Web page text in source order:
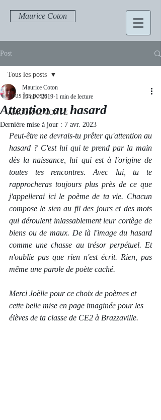
Maurice Coton
Post
Tous les posts
AMOUR CI CONTE
Tous les posts
Attention au hasard
Maurice Coton
15 nov. 2019 1 min de lecture
Dernière mise à jour : 7 avr. 2023
Peut-être ne devrais-tu prêter qu'attention au
hasard ? C'est lui qui te prend par la main
dès la naissance, lui qui est à l'origine de
toutes tes rencontres. Avec lui, tu te
rapprocheras toujours plus près de ce que
j'appellerai ici le poème de ta vie. Chacun
compose le sien au fil des jours et des mots
qui déroulent inlassablement leur cortège de
biens ou de maux. De là l'image du hasard
comme une chasse au trésor perpétuel. Et
n'oublie pas que rien n'est écrit. Rien, pas
même une parole de poète caché.
Merci Joëlle pour ce choix de poèmes et
cette belle mise en page imaginée pour les
élèves de ta classe de CE2 à Brazzaville.